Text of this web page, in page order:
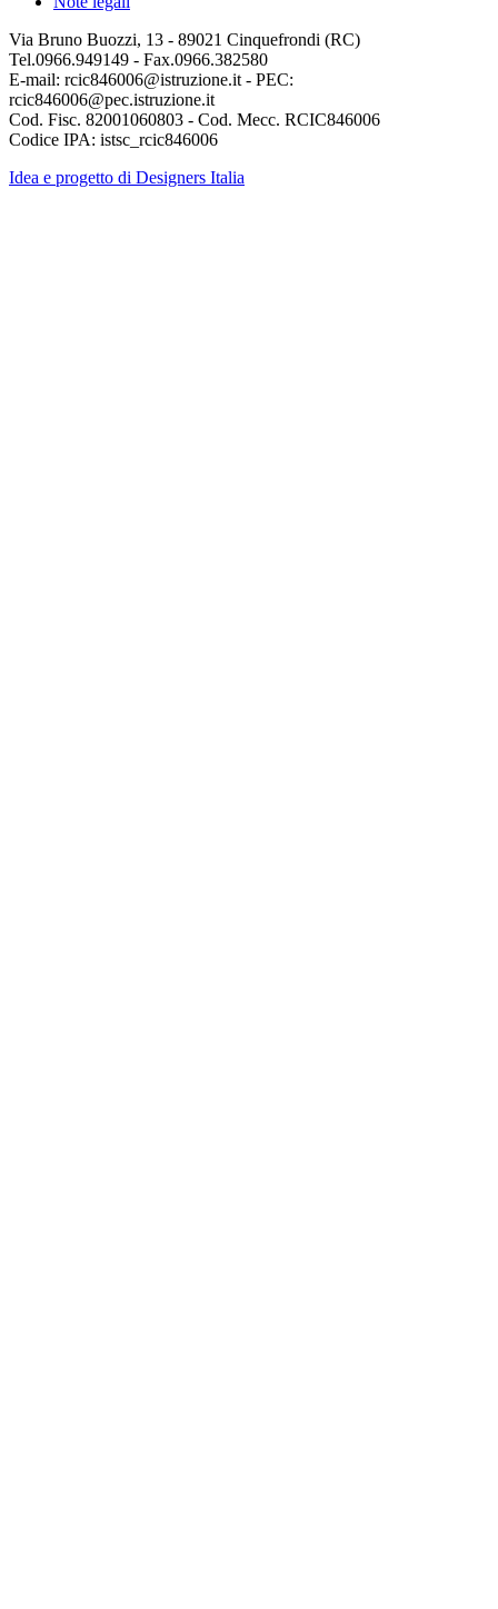
Via Bruno Buozzi, 13 - 89021 Cinquefrondi (RC)
Tel.0966.949149 - Fax.0966.382580
E-mail: rcic846006@istruzione.it - PEC:
rcic846006@pec.istruzione.it
Cod. Fisc. 82001060803 - Cod. Mecc. RCIC846006
Codice IPA: istsc_rcic846006
Idea e progetto di Designers Italia